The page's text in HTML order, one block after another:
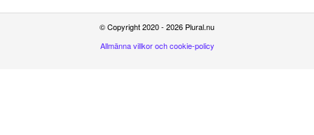
© Copyright 2020 - 2026 Plural.nu
Allmänna villkor och cookie-policy